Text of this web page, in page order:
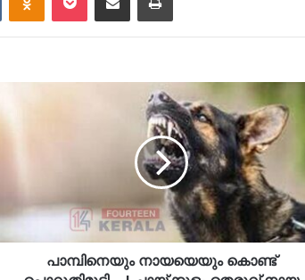
പാമ്പിനെയും നായയെയും കൊണ്ട്